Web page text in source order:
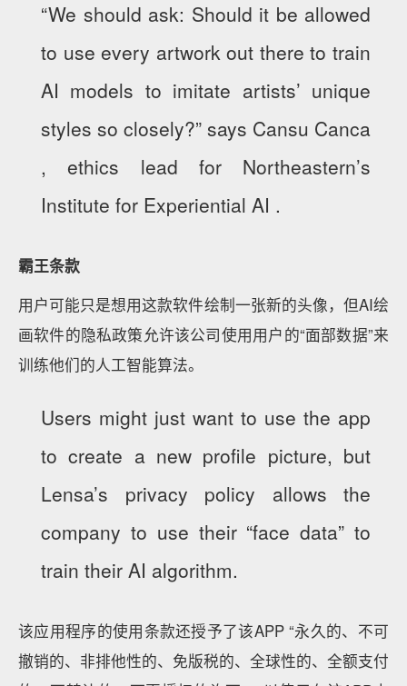
“We should ask: Should it be allowed
to use every artwork out there to train
AI models to imitate artists’ unique
styles so closely?” says Cansu Canca
, ethics lead for Northeastern’s
Institute for Experiential AI .
霸王条款
用户可能只是想用这款软件绘制一张新的头像，但AI绘
画软件的隐私政策允许该公司使用用户的“面部数据”来
训练他们的人工智能算法。
Users might just want to use the app
to create a new profile picture, but
Lensa’s privacy policy allows the
company to use their “face data” to
train their AI algorithm.
该应用程序的使用条款还授予了该APP “永久的、不可
撤销的、非排他性的、免版税的、全球性的、全额支付